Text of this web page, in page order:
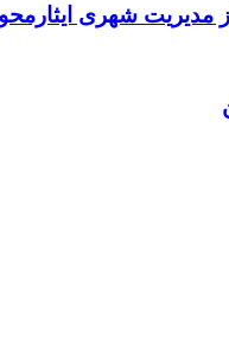
مدیریت شهری